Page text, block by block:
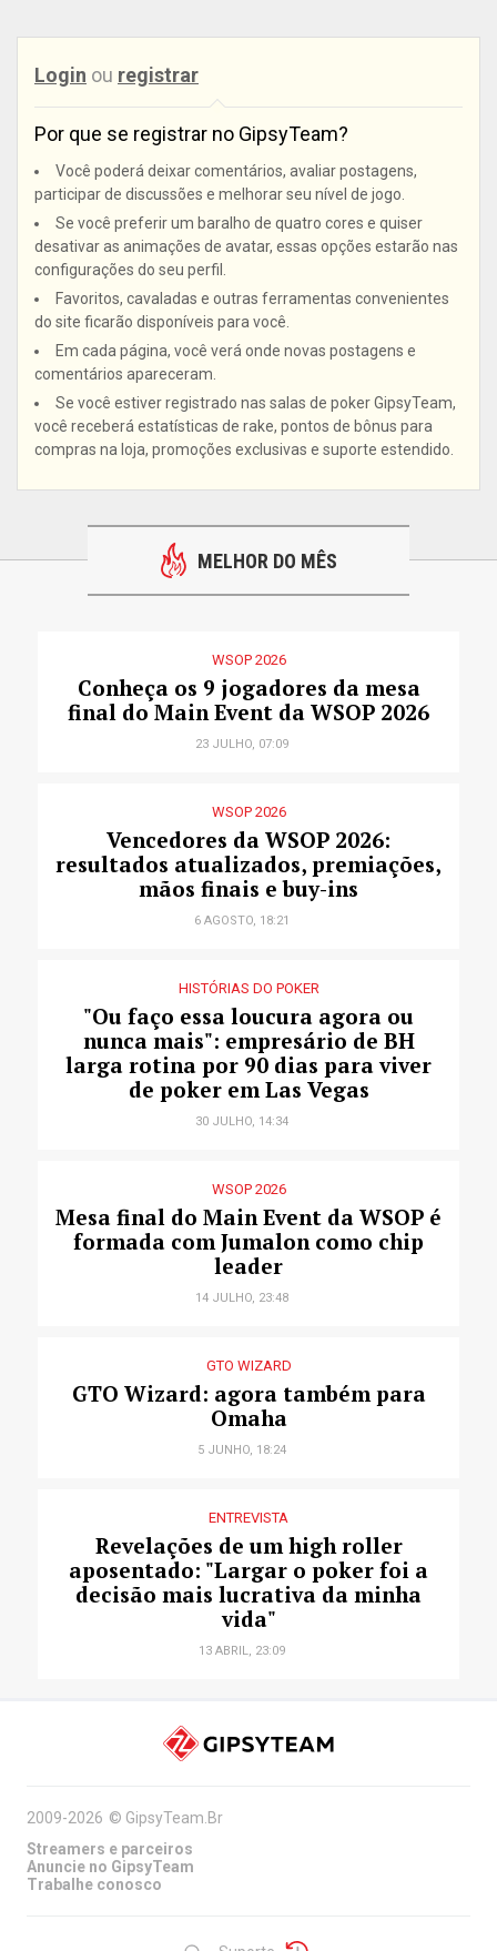
Login ou registrar
Por que se registrar no GipsyTeam?
Você poderá deixar comentários, avaliar postagens,
participar de discussões e melhorar seu nível de jogo.
Se você preferir um baralho de quatro cores e quiser
desativar as animações de avatar, essas opções estarão nas
configurações do seu perfil.
Favoritos, cavaladas e outras ferramentas convenientes
do site ficarão disponíveis para você.
Em cada página, você verá onde novas postagens e
comentários apareceram.
Se você estiver registrado nas salas de poker GipsyTeam,
você receberá estatísticas de rake, pontos de bônus para
compras na loja, promoções exclusivas e suporte estendido.
MELHOR DO MÊS
WSOP 2026
Conheça os 9 jogadores da mesa
final do Main Event da WSOP 2026
23 JULHO, 07:09
WSOP 2026
Vencedores da WSOP 2026:
resultados atualizados, premiações,
mãos finais e buy-ins
6 AGOSTO, 18:21
HISTÓRIAS DO POKER
"Ou faço essa loucura agora ou
nunca mais": empresário de BH
larga rotina por 90 dias para viver
de poker em Las Vegas
30 JULHO, 14:34
WSOP 2026
Mesa final do Main Event da WSOP é
formada com Jumalon como chip
leader
14 JULHO, 23:48
GTO WIZARD
GTO Wizard: agora também para
Omaha
5 JUNHO, 18:24
ENTREVISTA
Revelações de um high roller
aposentado: "Largar o poker foi a
decisão mais lucrativa da minha
vida"
13 ABRIL, 23:09
2009-2026 © GipsyTeam.Br
Streamers e parceiros
Anuncie no GipsyTeam
Trabalhe conosco